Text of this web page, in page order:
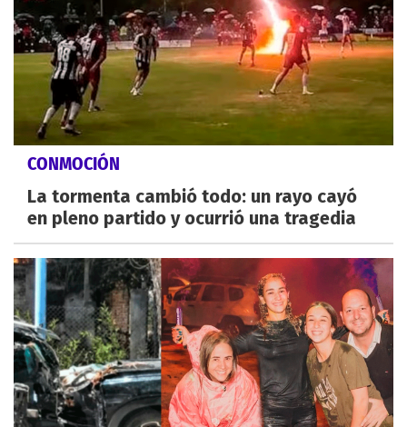
CONMOCIÓN
La tormenta cambió todo: un rayo cayó
en pleno partido y ocurrió una tragedia